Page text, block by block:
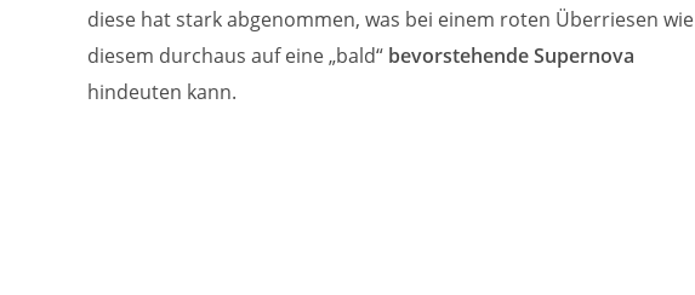
diese hat stark abgenommen, was bei einem roten Überriesen wie
diesem durchaus auf eine „bald“ bevorstehende Supernova
hindeuten kann.